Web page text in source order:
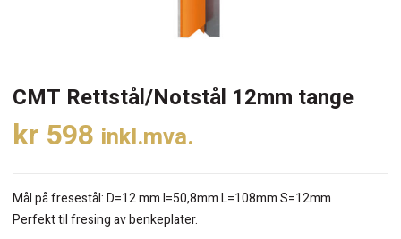
CMT Rettstål/Notstål 12mm tange
kr 598 inkl.mva.
Mål på fresestål: D=12 mm I=50,8mm L=108mm S=12mm
Perfekt til fresing av benkeplater.